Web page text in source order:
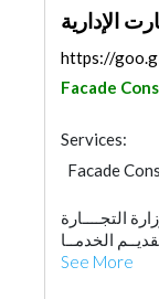
الإدارية
Facade
Services:
Facade
التجــــارة
See More